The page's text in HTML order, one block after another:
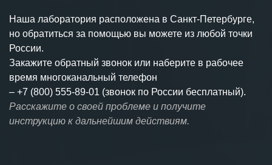
Наша лаборатория расположена в Санкт-Петербурге,
но обратиться за помощью вы можете из любой точки
России.
Закажите обратный звонок или наберите в рабочее
время многоканальный телефон
– +7 (800) 555-89-01 (звонок по России бесплатный).
Расскажите о своей проблеме и получите
инструкцию к дальнейшим действиям.